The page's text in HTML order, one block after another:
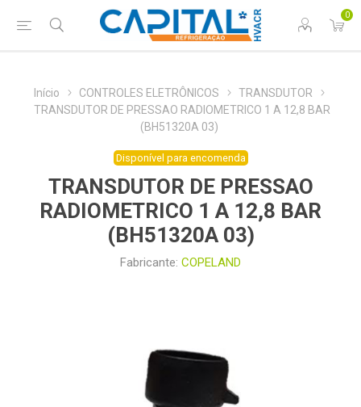
0
Início CONTROLES ELETRÔNICOS
TRANSDUTOR
TRANSDUTOR DE PRESSAO RADIOMETRICO 1 A 12,8 BAR
(BH51320A 03)
Disponível para encomenda
TRANSDUTOR DE PRESSAO
RADIOMETRICO 1 A 12,8 BAR
(BH51320A 03)
Fabricante: COPELAND